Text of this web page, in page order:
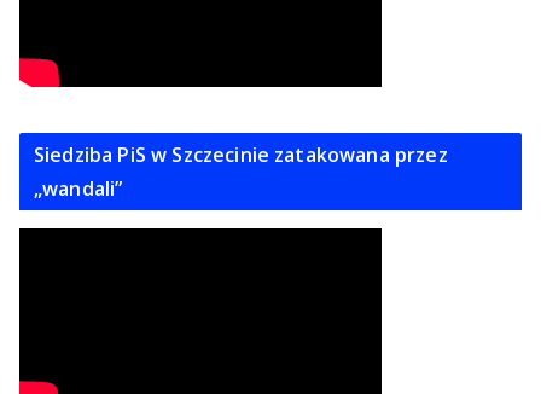
Siedziba PiS w Szczecinie zatakowana przez
„wandali”